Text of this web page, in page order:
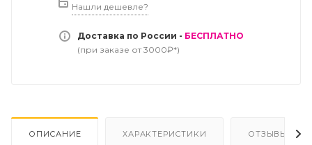
Нашли дешевле?
Доставка по России - БЕСПЛАТНО
(при заказе от 3000₽*)
ОПИСАНИЕ ХАРАКТЕРИСТИКИ ОТЗЫВЫ